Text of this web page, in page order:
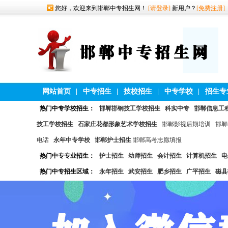
您好，欢迎来到邯郸中专招生网！ [请登录] 新用户？ [免费注册]
网站首页 中专招生 技校招生 中专学校 招生专
热门中专学校招生： 邯郸邯钢技工学校招生 科实中专 邯郸信息工
技工学校招生 石家庄花都形象艺术学校招生 邯郸影视后期培训 邯
电话 永年中专学校 邯郸护士招生 邯郸高考志愿填报
热门中专专业招生： 护士招生 幼师招生 会计招生 计算机招生
热门中专招生区域： 永年招生 武安招生 肥乡招生 广平招生 磁